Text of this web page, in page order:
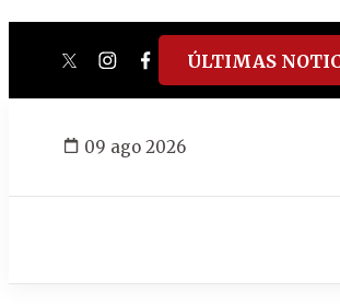
twitterinstagram
facebook
tiktokyoutube
spotify
ÚLTIMAS
09 ago 2026